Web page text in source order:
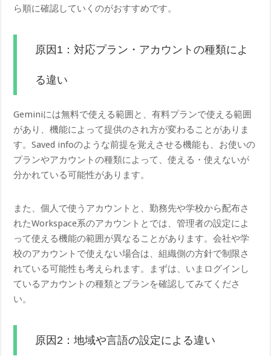
ら順に確認していくのがおすすめです。
原因1：対応プラン・アカウントの種類によ
る違い
Geminiには無料で使える範囲と、有料プランで使える範囲
があり、機能によって提供のされ方が変わることがありま
す。Saved infoのような前提を覚えさせる機能も、お使いの
プランやアカウントの種類によって、使える・使えないが
分かれている可能性があります。
また、個人で使うアカウントと、勤務先や学校から配布さ
れたWorkspace系のアカウントとでは、管理者の設定によ
って使える機能の範囲が異なることがあります。会社や学
校のアカウントで使えない場合は、組織側の方針で制限さ
れている可能性も考えられます。まずは、いまログインし
ているアカウントの種類とプランを確認してみてくださ
い。
原因2：地域や言語の設定による違い